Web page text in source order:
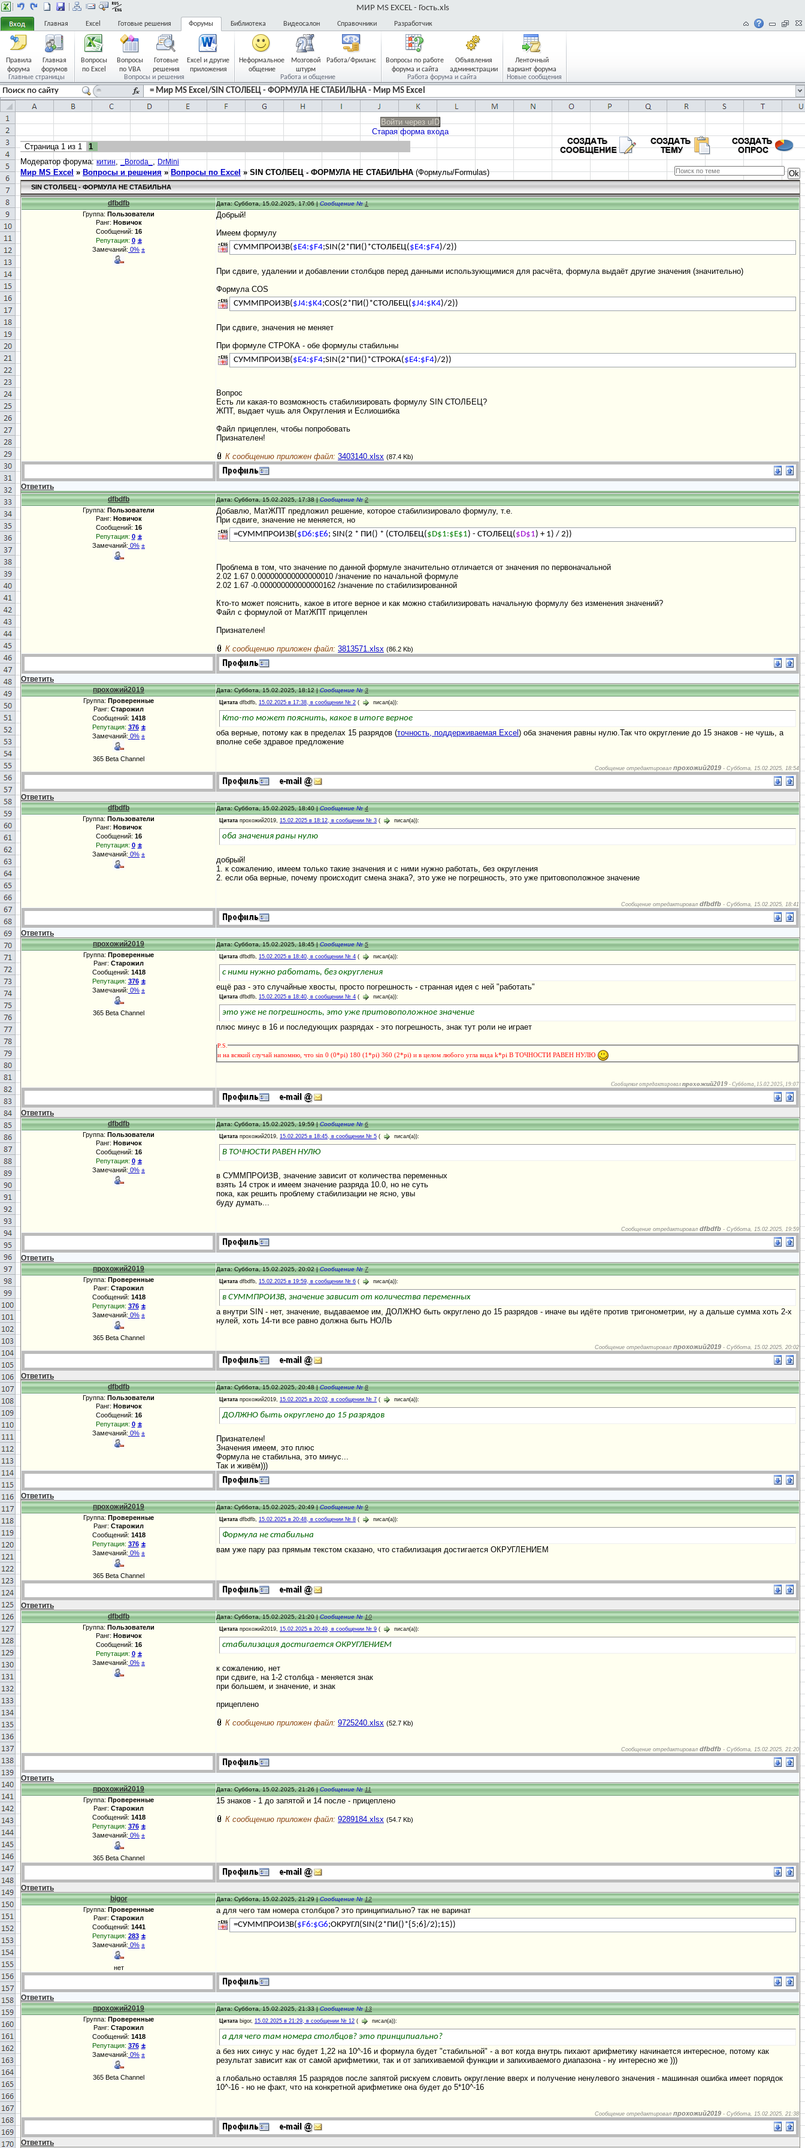
МИР MS EXCEL - Гость.xls
Главная Excel Готовые решения Форумы Библиотека Видеосалон Справочники Разработчик
Правила
форума
Главная
форумов
Главные страницы
Вопросы
по Excel
Вопросы
по VBA
Готовые
решения
Excel и другие
приложения
Вопросы и решения
Неформальное
общение
Мозговой
штурм
Работа/Фриланс
Работа и общение
Вопросы по работе
форума и сайта
Объявления
администрации
Работа форума и сайта
Ленточный
вариант форума
Новые сообщения
= Мир MS Excel/SIN СТОЛБЕЦ - ФОРМУЛА НЕ СТАБИЛЬНА - Мир MS Excel
Войти через uID
Старая форма входа
Страница 1 из 1
1
Модератор форума:китин,_Boroda_,DrMini
Мир MS Excel » Вопросы и решения » Вопросы по Excel » SIN СТОЛБЕЦ - ФОРМУЛА НЕ СТАБИЛЬНА (Формулы/Formulas)
SIN СТОЛБЕЦ - ФОРМУЛА НЕ СТАБИЛЬНА
dfbdfb Дата: Суббота, 15.02.2025, 17:06 |Сообщение №1
Группа: Пользователи
Ранг: Новичок
Сообщений: 16
Репутация: 0 ±
Замечаний: 0% ±
Добрый!
Имеем формулу
СУММПРОИЗВ($E4:$F4;SIN(2*ПИ()*СТОЛБЕЦ($E4:$F4)/2))
При сдвиге, удалении и добавлении столбцов перед данными использующимися для расчёта, формула выдаёт другие значения (значительно)
Формула COS
СУММПРОИЗВ($J4:$K4;COS(2*ПИ()*СТОЛБЕЦ($J4:$K4)/2))
При сдвиге, значения не меняет
При формуле СТРОКА - обе формулы стабильны
СУММПРОИЗВ($E4:$F4;SIN(2*ПИ()*СТРОКА($E4:$F4)/2))
Вопрос
Есть ли какая-то возможность стабилизировать формулу SIN СТОЛБЕЦ?
ЖПТ, выдает чушь аля Округления и Еслиошибка
Файл прицеплен, чтобы попробовать
Признателен!
К сообщению приложен файл: 3403140.xlsx (87.4 Kb)
Ответить
dfbdfb
Дата: Суббота, 15.02.2025, 17:38 |Сообщение №2
Группа: Пользователи
Ранг: Новичок
Сообщений: 16
Репутация: 0 ±
Замечаний: 0% ±
Добавлю, МатЖПТ предложил решение, которое стабилизировало формулу, т.е.
При сдвиге, значение не меняется, но
=СУММПРОИЗВ($D6:$E6; SIN(2 * ПИ() * (СТОЛБЕЦ($D$1:$E$1) - СТОЛБЕЦ($D$1) + 1) / 2))
Проблема в том, что значение по данной формуле значительно отличается от значения по первоначальной
2.02 1.67 0.000000000000000010 /значение по начальной формуле
2.02 1.67 -0.000000000000000162 /значение по стабилизированной
Кто-то может пояснить, какое в итоге верное и как можно стабилизировать начальную формулу без изменения значений?
Файл с формулой от МатЖПТ прицеплен
Признателен!
К сообщению приложен файл: 3813571.xlsx (86.2 Kb)
Ответить
прохожий2019
Дата: Суббота, 15.02.2025, 18:12 |Сообщение №3
Группа: Проверенные
Ранг: Старожил
Сообщений: 1418
Репутация: 376 ±
Замечаний: 0% ±
365 Beta Channel
Цитата dfbdfb, 15.02.2025 в 17:38, в сообщении № 2 ( писал(а)):
Кто-то может пояснить, какое в итоге верное
оба верные, потому как в пределах 15 разрядов (точность, поддерживаемая Excel ) оба значения равны нулю.Так что округление до 15 знаков - не чушь, а
вполне себе здравое предложение
Сообщение отредактировал прохожий2019 - Суббота, 15.02.2025, 18:54
Ответить
dfbdfb
Дата: Суббота, 15.02.2025, 18:40 |Сообщение №4
Группа: Пользователи
Ранг: Новичок
Сообщений: 16
Репутация: 0 ±
Замечаний: 0% ±
Цитата прохожий2019, 15.02.2025 в 18:12, в сообщении № 3 ( писал(а)):
оба значения раны нулю
добрый!
1. к сожалению, имеем только такие значения и с ними нужно работать, без округления
2. если оба верные, почему происходит смена знака?, это уже не погрешность, это уже притовоположное значение
Сообщение отредактировал dfbdfb - Суббота, 15.02.2025, 18:41
Ответить
прохожий2019
Дата: Суббота, 15.02.2025, 18:45 |Сообщение №5
Группа: Проверенные
Ранг: Старожил
Сообщений: 1418
Репутация: 376 ±
Замечаний: 0% ±
365 Beta Channel
Цитата dfbdfb, 15.02.2025 в 18:40, в сообщении № 4 ( писал(а)):
с ними нужно работать, без округления
ещё раз - это случайные хвосты, просто погрешность - странная идея с ней "работать"
Цитата dfbdfb, 15.02.2025 в 18:40, в сообщении № 4 ( писал(а)):
это уже не погрешность, это уже притовоположное значение
плюс минус в 16 и последующих разрядах - это погрешность, знак тут роли не играет
P.S.
и на всякий случай напомню, что sin 0 (0*pi) 180 (1*pi) 360 (2*pi) и в целом любого угла вида k*pi В ТОЧНОСТИ РАВЕН НУЛЮ
Сообщение отредактировал прохожий2019 - Суббота, 15.02.2025, 19:07
Ответить
dfbdfb
Дата: Суббота, 15.02.2025, 19:59 |Сообщение №6
Группа: Пользователи
Ранг: Новичок
Сообщений: 16
Репутация: 0 ±
Замечаний: 0% ±
Цитата прохожий2019, 15.02.2025 в 18:45, в сообщении № 5 ( писал(а)):
В ТОЧНОСТИ РАВЕН НУЛЮ
в СУММПРОИЗВ, значение зависит от количества переменных
взять 14 строк и имеем значение разряда 10.0, но не суть
пока, как решить проблему стабилизации не ясно, увы
буду думать...
Сообщение отредактировал dfbdfb - Суббота, 15.02.2025, 19:59
Ответить
прохожий2019
Дата: Суббота, 15.02.2025, 20:02 |Сообщение №7
Группа: Проверенные
Ранг: Старожил
Сообщений: 1418
Репутация: 376 ±
Замечаний: 0% ±
365 Beta Channel
Цитата dfbdfb, 15.02.2025 в 19:59, в сообщении № 6 ( писал(а)):
в СУММПРОИЗВ, значение зависит от количества переменных
а внутри SIN - нет, значение, выдаваемое им, ДОЛЖНО быть округлено до 15 разрядов - иначе вы идёте против тригонометрии, ну а дальше сумма хоть 2-х
нулей, хоть 14-ти все равно должна быть НОЛЬ
Сообщение отредактировал прохожий2019 - Суббота, 15.02.2025, 20:02
Ответить
dfbdfb
Дата: Суббота, 15.02.2025, 20:48 |Сообщение №8
Группа: Пользователи
Ранг: Новичок
Сообщений: 16
Репутация: 0 ±
Замечаний: 0% ±
Цитата прохожий2019, 15.02.2025 в 20:02, в сообщении № 7 ( писал(а)):
ДОЛЖНО быть округлено до 15 разрядов
Признателен!
Значения имеем, это плюс
Формула не стабильна, это минус...
Так и живём)))
Ответить
прохожий2019
Дата: Суббота, 15.02.2025, 20:49 |Сообщение №9
Группа: Проверенные
Ранг: Старожил
Сообщений: 1418
Репутация: 376 ±
Замечаний: 0% ±
365 Beta Channel
Цитата dfbdfb, 15.02.2025 в 20:48, в сообщении № 8 ( писал(а)):
Формула не стабильна
вам уже пару раз прямым текстом сказано, что стабилизация достигается ОКРУГЛЕНИЕМ
Ответить
dfbdfb
Дата: Суббота, 15.02.2025, 21:20 |Сообщение №10
Группа: Пользователи
Ранг: Новичок
Сообщений: 16
Репутация: 0 ±
Замечаний: 0% ±
Цитата прохожий2019, 15.02.2025 в 20:49, в сообщении № 9 ( писал(а)):
стабилизация достигается ОКРУГЛЕНИЕМ
к сожалению, нет
при сдвиге, на 1-2 столбца - меняется знак
при большем, и значение, и знак
прицеплено
К сообщению приложен файл: 9725240.xlsx (52.7 Kb)
Сообщение отредактировал dfbdfb - Суббота, 15.02.2025, 21:20
Ответить
прохожий2019
Дата: Суббота, 15.02.2025, 21:26 |Сообщение №11
Группа: Проверенные
Ранг: Старожил
Сообщений: 1418
Репутация: 376 ±
Замечаний: 0% ±
365 Beta Channel
15 знаков - 1 до запятой и 14 после - прицеплено
К сообщению приложен файл: 9289184.xlsx (54.7 Kb)
Ответить
bigor
Дата: Суббота, 15.02.2025, 21:29 |Сообщение №12
Группа: Проверенные
Ранг: Старожил
Сообщений: 1441
Репутация: 283 ±
Замечаний: 0% ±
нет
а для чего там номера столбцов? это принципиально? так не варинат
=СУММПРОИЗВ($F6:$G6;ОКРУГЛ(SIN(2*ПИ()*{5;6}/2);15))
Ответить
прохожий2019
Дата: Суббота, 15.02.2025, 21:33 |Сообщение №13
Группа: Проверенные
Ранг: Старожил
Сообщений: 1418
Репутация: 376 ±
Замечаний: 0% ±
365 Beta Channel
Цитата bigor, 15.02.2025 в 21:29, в сообщении № 12 ( писал(а)):
а для чего там номера столбцов? это принципиально?
а без них синус у нас будет 1,22 на 10^-16 и формула будет "стабильной" - а вот когда внутрь пихают арифметику начинается интересное, потому как
результат зависит как от самой арифметики, так и от запихиваемой функции и запихиваемого диапазона - ну интересно же )))
а глобально оставляя 15 разрядов после запятой рискуем словить округление вверх и получение ненулевого значения - машинная ошибка имеет порядок
10^-16 - но не факт, что на конкретной арифметике она будет до 5*10^-16
Сообщение отредактировал прохожий2019 - Суббота, 15.02.2025, 21:38
Ответить